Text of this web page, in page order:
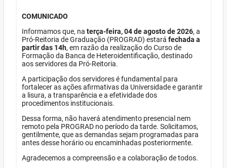
COMUNICADO
Informamos que, na terça-feira, 04 de agosto de 2026, a
Pró-Reitoria de Graduação (PROGRAD) estará fechada a
partir das 14h, em razão da realização do Curso de
Formação da Banca de Heteroidentificação, destinado
aos servidores da Pró-Reitoria.
A participação dos servidores é fundamental para
fortalecer as ações afirmativas da Universidade e garantir
a lisura, a transparência e a efetividade dos
procedimentos institucionais.
Dessa forma, não haverá atendimento presencial nem
remoto pela PROGRAD no período da tarde. Solicitamos,
gentilmente, que as demandas sejam programadas para
antes desse horário ou encaminhadas posteriormente.
Agradecemos a compreensão e a colaboração de todos.